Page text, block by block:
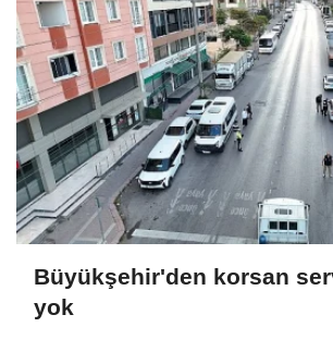
Büyükşehir'den korsan
yok